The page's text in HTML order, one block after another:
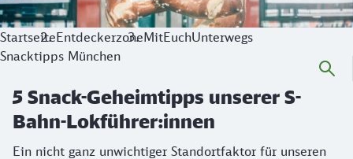
StartseiteEntdeckerzoneMitEuchUnterwegs
Snacktipps München
5 Snack-Geheimtipps unserer S-
Bahn-Lokführer:innen
Ein nicht ganz unwichtiger Standortfaktor für unseren